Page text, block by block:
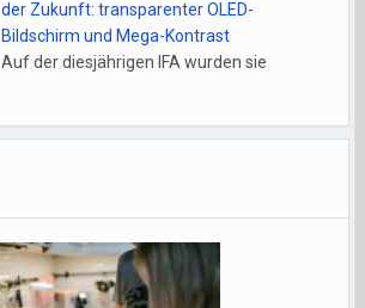
der Zukunft: transparenter OLED-
Bildschirm und Mega-Kontrast
Auf der diesjährigen IFA wurden sie